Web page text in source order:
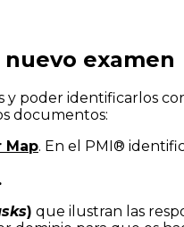
examen
y poder identificarlos
documentos:
Map. En el PMI®
.
) que ilustran las